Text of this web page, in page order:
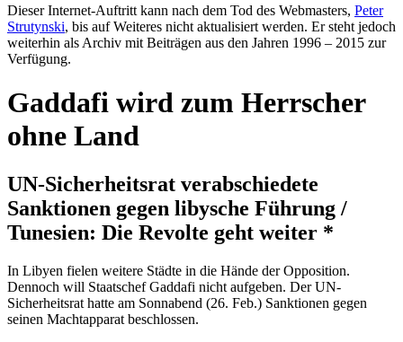
Dieser Internet-Auftritt kann nach dem Tod des Webmasters, Peter
Strutynski, bis auf Weiteres nicht aktualisiert werden. Er steht jedoch
weiterhin als Archiv mit Beiträgen aus den Jahren 1996 – 2015 zur
Verfügung.
Gaddafi wird zum Herrscher
ohne Land
UN-Sicherheitsrat verabschiedete
Sanktionen gegen libysche Führung /
Tunesien: Die Revolte geht weiter *
In Libyen fielen weitere Städte in die Hände der Opposition.
Dennoch will Staatschef Gaddafi nicht aufgeben. Der UN-
Sicherheitsrat hatte am Sonnabend (26. Feb.) Sanktionen gegen
seinen Machtapparat beschlossen.